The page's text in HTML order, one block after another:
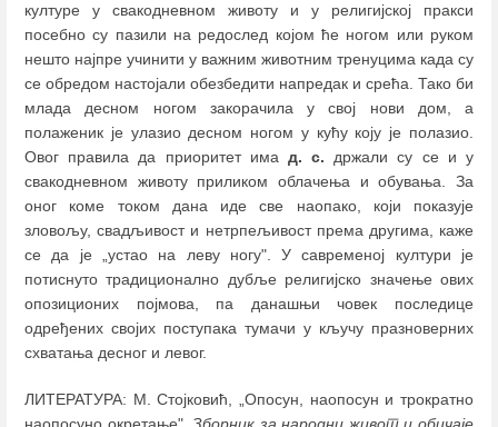
културе у свакодневном животу и у религијској пракси
посебно су пазили на редослед којом ће ногом или руком
нешто најпре учинити у важним животним тренуцима када су
се обредом настојали обезбедити напредак и срећа. Тако би
млада десном ногом закорачила у свој нови дом, а
полаженик је улазио десном ногом у кућу коју је полазио.
Овог правила да приоритет има д. с. држали су се и у
свакодневном животу приликом облачења и обувања. За
оног коме током дана иде све наопако, који показује
зловољу, свадљивост и нетрпељивост према другима, каже
се да је „устао на леву ногу". У савременој култури је
потиснуто традиционално дубље религијско значење ових
опозиционих појмова, па данашњи човек последице
одређених својих поступака тумачи у кључу празноверних
схватања десног и левог.
ЛИТЕРАТУРА: M. Стојковић, „Опосун, наопосун и трократно
наопосуно окретање", Зборник за народни живот и обичаје